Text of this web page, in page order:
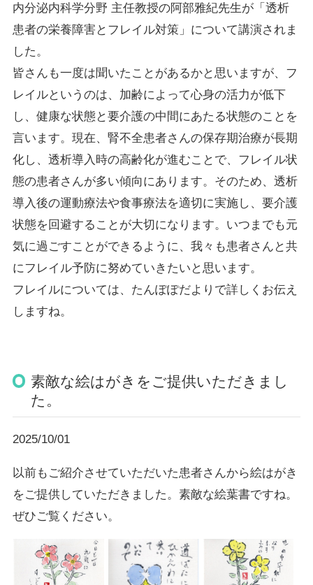
内分泌内科学分野 主任教授の阿部雅紀先生が「透析
患者の栄養障害とフレイル対策」について講演されま
した。
皆さんも一度は聞いたことがあるかと思いますが、フ
レイルというのは、加齢によって心身の活力が低下
し、健康な状態と要介護の中間にあたる状態のことを
言います。現在、腎不全患者さんの保存期治療が長期
化し、透析導入時の高齢化が進むことで、フレイル状
態の患者さんが多い傾向にあります。そのため、透析
導入後の運動療法や食事療法を適切に実施し、要介護
状態を回避することが大切になります。いつまでも元
気に過ごすことができるように、我々も患者さんと共
にフレイル予防に努めていきたいと思います。
フレイルについては、たんぽぽだよりで詳しくお伝え
しますね。
素敵な絵はがきをご提供いただきまし
た。
2025/10/01
以前もご紹介させていただいた患者さんから絵はがき
をご提供していただきました。素敵な絵葉書ですね。
ぜひご覧ください。